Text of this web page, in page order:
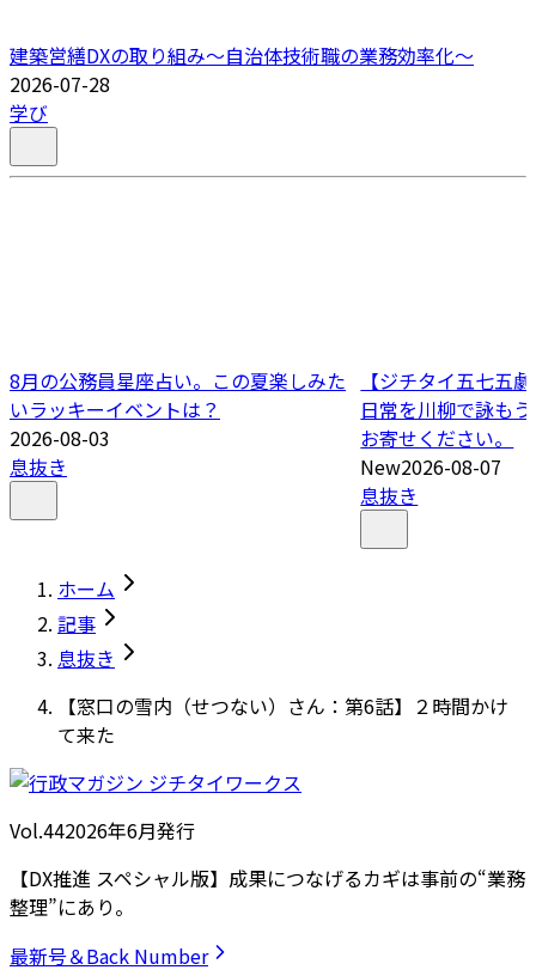
建築営繕DXの取り組み～自治体技術職の業務効率化～
2026-07-28
学び
8月の公務員星座占い。この夏楽しみた
いラッキーイベントは？
2026-08-03
息抜き
【ジチタイ五七五
日常を川柳で詠も
お寄せください。
New2026-08-07
息抜き
ホーム
記事
息抜き
【窓口の雪内（せつない）さん：第6話】２時間かけ
て来た
Vol.442026年6月発行
【DX推進 スペシャル版】成果につなげるカギは事前の“業務
整理”にあり。
最新号＆Back Number